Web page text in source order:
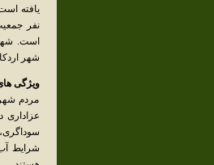
است.
شهر اردکان حدود 8/1
ویژگی
مردم
شرایط